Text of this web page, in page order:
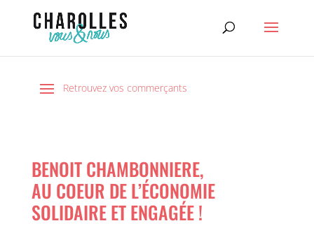
BENOIT CHAMBONNIERE,
AU COEUR DE L’ÉCONOMIE
SOLIDAIRE ET ENGAGÉE !